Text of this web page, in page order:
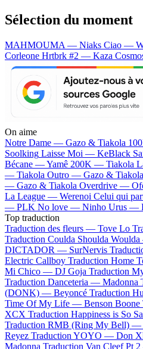
Sélection du moment
MAHMOUMA — Niaks Ciao —
Corleone Hrtbrk #2 — Kaza
On aime
Notre Dame — Gazo & Tiakola
Soolking Laisse Moi — KeBlack
Bécane —Yamê 200K — Tiakola
— Tiakola Outro — Gazo & Tiakola
— Gazo & Tiakola Overdrive —
La League — Werenoi Celui qui
— PLK No love — Ninho Urus —
Top traduction
Traduction des fleurs — Tove Lo
Traduction Coulda Shoulda
DICTADOR — SurNervis
Electric Callboy Traduction Home
Mi Chico — DJ Goja Traduction
Traduction Danceteria — Madonna
(DONK) — Beyoncé Traduction
Time Of My Life — Benson Boone
XCX Traduction Happiness is So
Traduction RMB (Ring My Bell) —
Reyez Traduction YOYO — Don
Madonna Traduction Van Cleef Pt